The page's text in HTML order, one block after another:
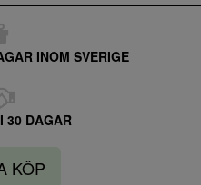
INOM SVERIGE
30 DAGAR
KÖP